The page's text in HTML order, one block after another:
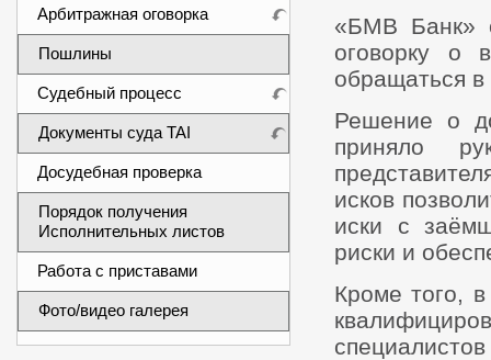
Арбитражная оговорка
Пошлины
Судебный процесс
Документы суда TAI
Досудебная проверка
Порядок получения
Исполнительных листов
Работа с приставами
Фото/видео галерея
«БМВ Банк»
оговорку о
обращаться
Решение о
приняло
исков
иски с
риски и
Кроме того,